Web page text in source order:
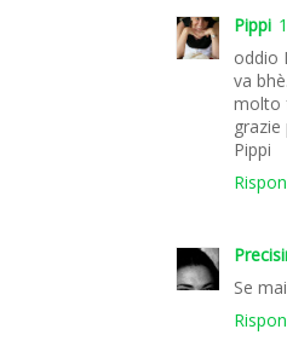
Pippi
oddio
va
molto
Pippi
Se